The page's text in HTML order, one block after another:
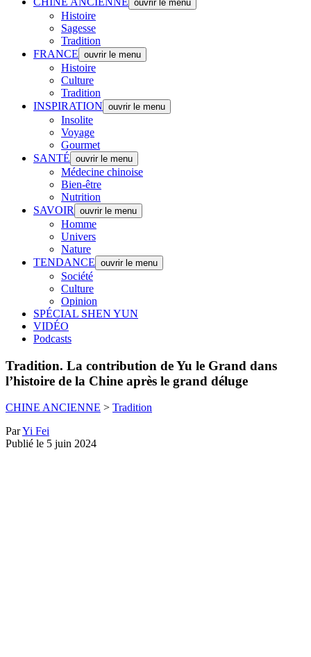
ouvrir le menu
Histoire
Sagesse
Tradition
FRANCE ouvrir le menu
Histoire
Culture
Tradition
INSPIRATION ouvrir le menu
Insolite
Voyage
Gourmet
SANTÉ ouvrir le menu
Médecine chinoise
Bien-être
Nutrition
SAVOIR
ouvrir le menu
Homme
Univers
Nature
TENDANCE ouvrir le menu
Société
Culture
Opinion
SPÉCIAL SHEN YUN
VIDÉO
Podcasts
Tradition. La contribution de Yu le Grand dans
l’histoire de la Chine après le grand déluge
CHINE ANCIENNE > Tradition
ParYi Fei
Publié le 5 juin 2024